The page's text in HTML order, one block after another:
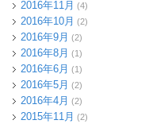
2016年11月 (4)
2016年10月 (2)
2016年9月 (2)
2016年8月 (1)
2016年6月 (1)
2016年5月 (2)
2016年4月 (2)
2015年11月 (2)